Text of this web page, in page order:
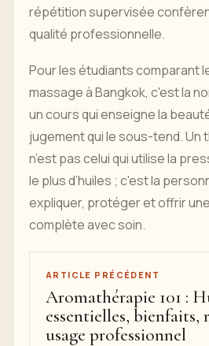
répétition supervisée
qualité professionnelle.
Pour les étudiants comparant
massage à Bangkok, c'est la
un cours qui enseigne la
jugement qui le sous-tend.
n’est pas celui qui utilise la
le plus d’huiles ; c'est la
expliquer, protéger et offrir
complète avec soin.
ARTICLE PRÉCÉDENT
Aromathérapie 101 :
essentielles, bienfaits,
usage professionnel